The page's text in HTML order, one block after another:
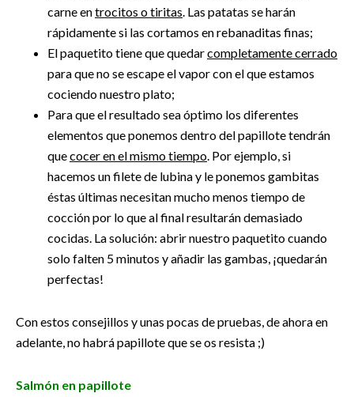
carne entrocitos o tiritas. Las patatas se harán
rápidamente si las cortamos en rebanaditas finas;
El paquetito tiene que quedarcompletamente cerrado
para que no se escape el vapor con el que estamos
cociendo nuestro plato;
Para que el resultado sea óptimo los diferentes
elementos que ponemos dentro del papillote tendrán
quecocer en el mismo tiempo. Por ejemplo, si
hacemos un filete de lubina y le ponemos gambitas
éstas últimas necesitan mucho menos tiempo de
cocción por lo que al final resultarán demasiado
cocidas. La solución: abrir nuestro paquetito cuando
solo falten 5 minutos y añadir las gambas, ¡quedarán
perfectas!
Con estos consejillos y unas pocas de pruebas, de ahora en
adelante, no habrá papillote que se os resista ;)
Salmón en papillote